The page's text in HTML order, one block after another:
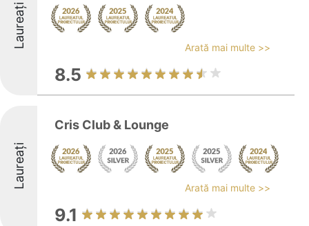
Laureați Arată mai multe >>
8.5
Laureați
Cris Club & Lounge
Arată mai multe >>
9.1